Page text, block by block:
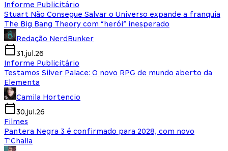
Informe Publicitário
Stuart Não Consegue Salvar o Universo expande a franquia
The Big Bang Theory com “herói” inesperado
Redação NerdBunker
31.jul.26
Informe Publicitário
Testamos Silver Palace: O novo RPG de mundo aberto da
Elementa
Camila Hortencio
30.jul.26
Filmes
Pantera Negra 3 é confirmado para 2028, com novo
T'Challa